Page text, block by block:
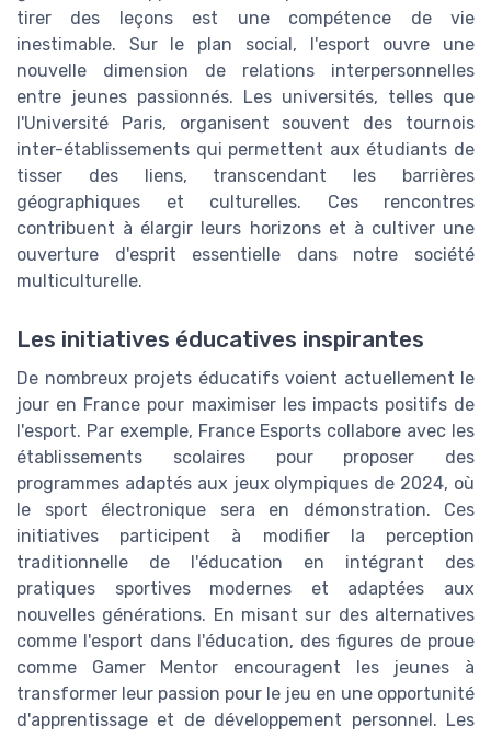
tirer des leçons est une compétence de vie
inestimable. Sur le plan social, l'esport ouvre une
nouvelle dimension de relations interpersonnelles
entre jeunes passionnés. Les universités, telles que
l'Université Paris, organisent souvent des tournois
inter-établissements qui permettent aux étudiants de
tisser des liens, transcendant les barrières
géographiques et culturelles. Ces rencontres
contribuent à élargir leurs horizons et à cultiver une
ouverture d'esprit essentielle dans notre société
multiculturelle.
Les initiatives éducatives inspirantes
De nombreux projets éducatifs voient actuellement le
jour en France pour maximiser les impacts positifs de
l'esport. Par exemple, France Esports collabore avec les
établissements scolaires pour proposer des
programmes adaptés aux jeux olympiques de 2024, où
le sport électronique sera en démonstration. Ces
initiatives participent à modifier la perception
traditionnelle de l'éducation en intégrant des
pratiques sportives modernes et adaptées aux
nouvelles générations. En misant sur des alternatives
comme l'esport dans l'éducation, des figures de proue
comme Gamer Mentor encouragent les jeunes à
transformer leur passion pour le jeu en une opportunité
d'apprentissage et de développement personnel. Les